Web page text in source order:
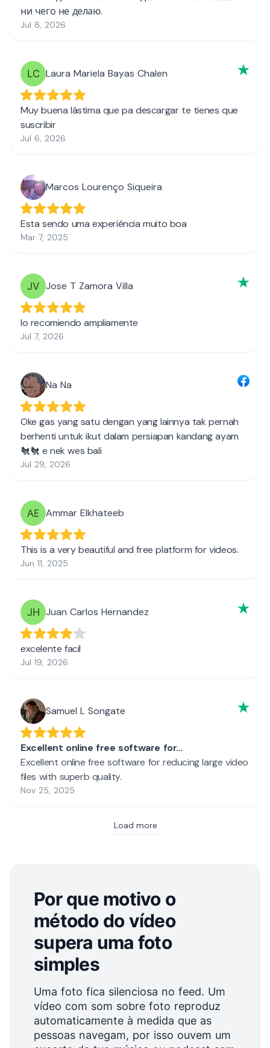
Por que motivo o
método do vídeo
supera uma foto
simples
Uma foto fica silenciosa no feed. Um
vídeo com som sobre foto reproduz
automaticamente à medida que as
pessoas navegam, por isso ouvem um